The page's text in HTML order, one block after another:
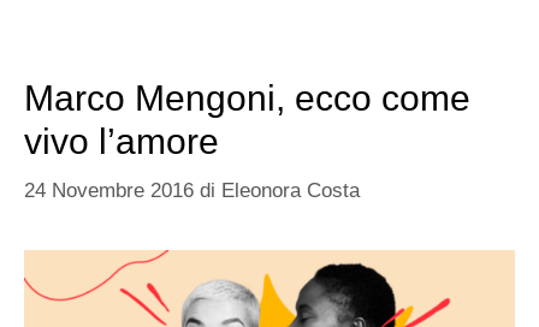
Marco Mengoni, ecco come
vivo l’amore
24 Novembre 2016 di Eleonora Costa